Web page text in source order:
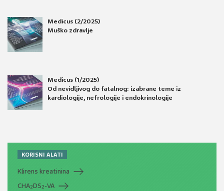
Medicus (2/2025)
Muško zdravlje
Medicus (1/2025)
Od nevidljivog do fatalnog: izabrane teme iz
kardiologije, nefrologije i endokrinologije
KORISNI ALATI
Klirens kreatinina
CHA2DS2-VA